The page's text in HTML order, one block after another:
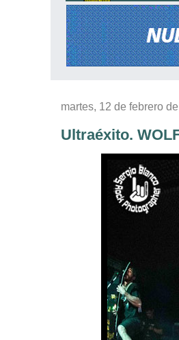
martes, 12 de febrero
Ultraéxito.